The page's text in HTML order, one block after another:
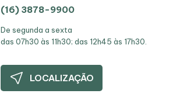
(16) 3878-9900
De segunda a sexta
das 07h30 às 11h30; das 12h45 às 17h30.
LOCALIZAÇÃO